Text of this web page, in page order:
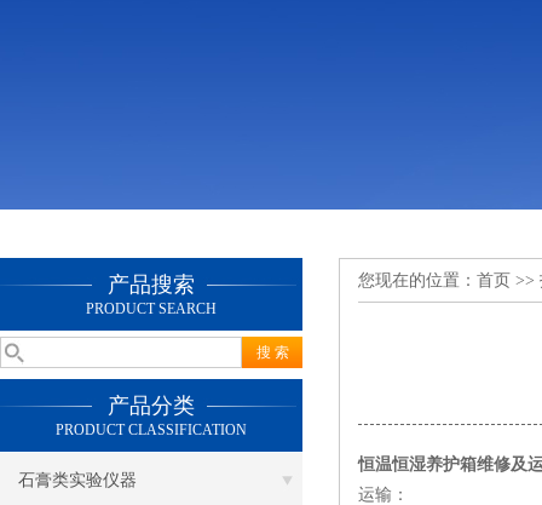
产品搜索
PRODUCT SEARCH
产品分类
PRODUCT CLASSIFICATION
石膏类实验仪器
您现在的位置： 首页 >>
恒温恒湿养护箱维修及
运输：